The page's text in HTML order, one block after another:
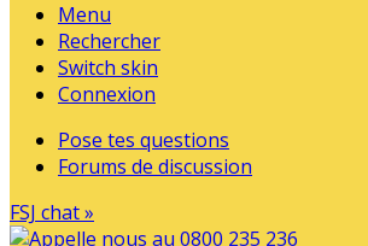
Menu
Rechercher
Switch skin
Connexion
Pose tes questions
Forums de discussion
FSJ chat »